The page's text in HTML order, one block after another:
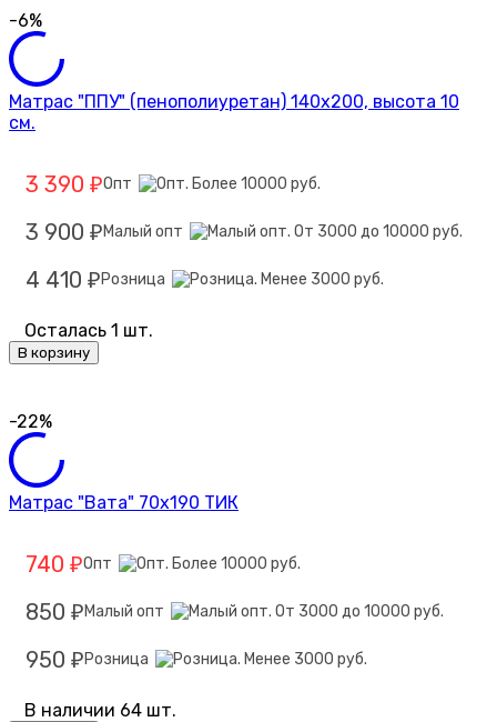
-6%
Матрас "ППУ" (пенополиуретан) 140х200, высота 10
см.
3 390 ₽Опт
3 900 ₽ Малый опт
4 410 ₽ Розница
Осталась 1 шт.
В корзину
-22%
Матрас "Вата" 70х190 ТИК
740 ₽Опт
850 ₽ Малый опт
950 ₽ Розница
В наличии 64 шт.